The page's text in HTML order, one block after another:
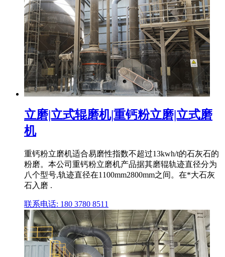
立磨|立式辊磨机|重钙粉立磨|立式磨
机
重钙粉立磨机适合易磨性指数不超过13kwh/t的石灰石的
粉磨。本公司重钙粉立磨机产品据其磨辊轨迹直径分为
八个型号,轨迹直径在1100mm2800mm之间。在*大石灰
石入磨 .
联系电话: 180 3780 8511